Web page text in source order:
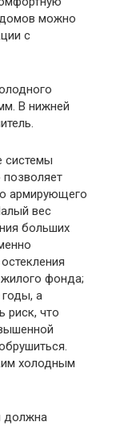
домов можно
с
В нижней
системы
армирующего
вес
больших
фонда;
а
риск, что
холодным
должна